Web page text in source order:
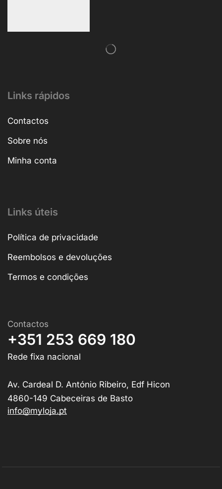
Links rápidos
Contactos
Sobre nós
Minha conta
Links úteis
Política de privacidade
Reembolsos e devoluções
Termos e condições
Contactos
+351 253 669 180
Rede fixa nacional
Av. Cardeal D. António Ribeiro, Edf Hicon
4860-149 Cabeceiras de Basto
info@myloja.pt